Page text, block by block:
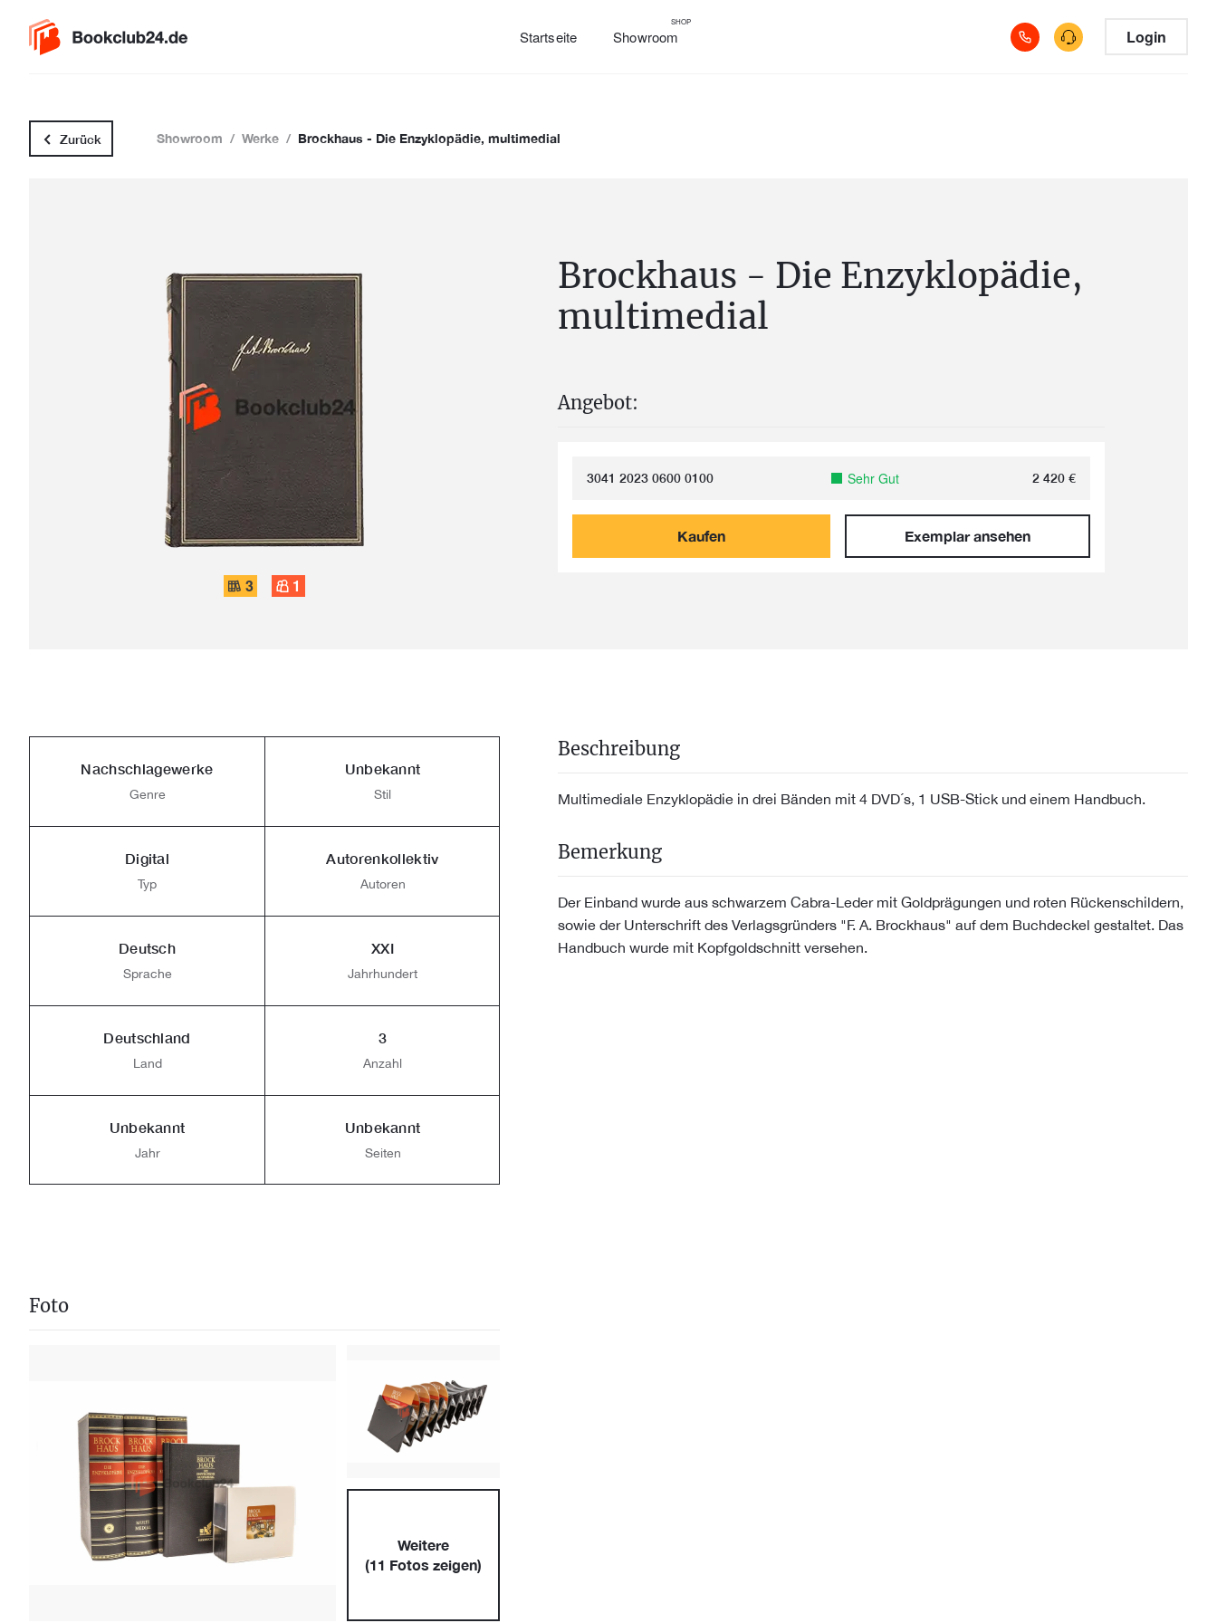
Startseite Showroom
SHOP
Login
Zurück Showroom / Werke / Brockhaus - Die Enzyklopädie, multimedial
3 1
Brockhaus - Die Enzyklopädie,
multimedial
Angebot:
3041 2023 0600 0100 Sehr Gut 2 420 €
Kaufen Exemplar ansehen
Nachschlagewerke
Genre
Unbekannt
Stil
Digital
Typ
Autorenkollektiv
Autoren
Deutsch
Sprache
XXI
Jahrhundert
Deutschland
Land
3
Anzahl
Unbekannt
Jahr
Unbekannt
Seiten
Foto
Weitere
(11 Fotos zeigen)
Beschreibung
Multimediale Enzyklopädie in drei Bänden mit 4 DVD´s, 1 USB-Stick und einem Handbuch.
Bemerkung
Der Einband wurde aus schwarzem Cabra-Leder mit Goldprägungen und roten Rückenschildern,
sowie der Unterschrift des Verlagsgründers "F. A. Brockhaus" auf dem Buchdeckel gestaltet. Das
Handbuch wurde mit Kopfgoldschnitt versehen.